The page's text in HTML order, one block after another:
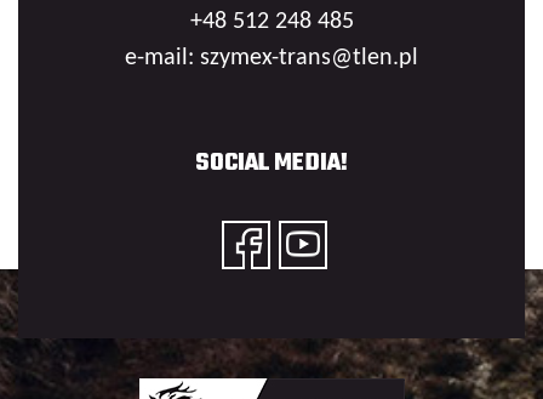
+48 512 248 485
e-mail: szymex-trans@tlen.pl
SOCIAL MEDIA!